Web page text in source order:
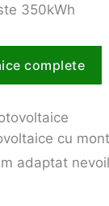
350kWh
complete
cu
adaptat